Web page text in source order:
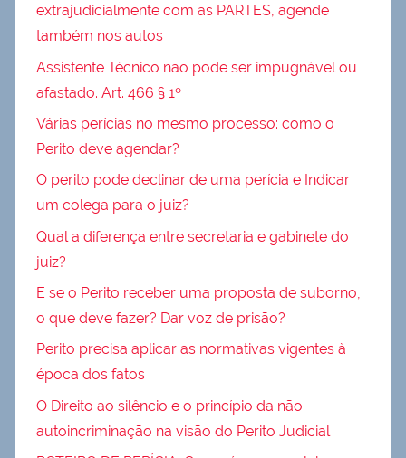
extrajudicialmente com as PARTES, agende
também nos autos
Assistente Técnico não pode ser impugnável ou
afastado. Art. 466 § 1º
Várias perícias no mesmo processo: como o
Perito deve agendar?
O perito pode declinar de uma perícia e Indicar
um colega para o juiz?
Qual a diferença entre secretaria e gabinete do
juiz?
E se o Perito receber uma proposta de suborno,
o que deve fazer? Dar voz de prisão?
Perito precisa aplicar as normativas vigentes à
época dos fatos
O Direito ao silêncio e o princípio da não
autoincriminação na visão do Perito Judicial